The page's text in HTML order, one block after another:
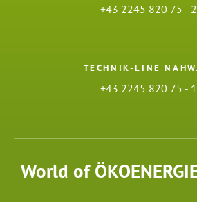
+43 2245 820 75 -
TECHNIK-LINE
+43 2245 820 75 -
World of